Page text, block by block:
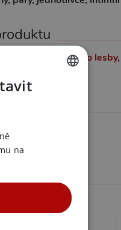
pro ženy,pro lesby,
S
na